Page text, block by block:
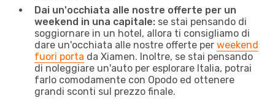
Dai un'occhiata alle nostre offerte per un
weekend in una capitale: se stai pensando di
soggiornare in un hotel, allora ti consigliamo di
dare un'occhiata alle nostre offerte per weekend
fuori porta da Xiamen. Inoltre, se stai pensando
di noleggiare un'auto per esplorare Italia, potrai
farlo comodamente con Opodo ed ottenere
grandi sconti sul prezzo finale.